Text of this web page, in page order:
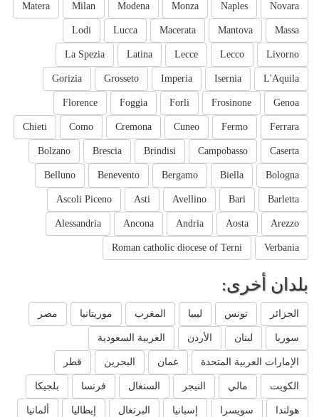
Novara
Naples
Monza
Modena
Milan
Matera
Massa
Mantova
Macerata
Lucca
Lodi
Livorno
Lecco
Lecce
Latina
La Spezia
L'Aquila
Isernia
Imperia
Grosseto
Gorizia
Genoa
Frosinone
Forli
Foggia
Florence
Ferrara
Fermo
Cuneo
Cremona
Como
Chieti
Caserta
Campobasso
Brindisi
Brescia
Bolzano
Bologna
Biella
Bergamo
Benevento
Belluno
Barletta
Bari
Avellino
Asti
Ascoli Piceno
Arezzo
Aosta
Andria
Ancona
Alessandria
Verbania
Roman catholic diocese of Terni
بلدان أخرى:
الجزائر تونس ليبيا المغرب موريتانيا مصر
سوريا لبنان الأردن العربية السعودية
الإمارات العربية المتحدة عمان البحرين قطر
الكويت مالي النيجر السنغال فرنسا بلجيكا
هولندا سويسرا إسبانيا البرتغال إيطاليا ألمانيا